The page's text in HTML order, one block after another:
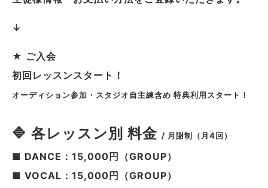
↓
★ ご入会
初回レッスンスタート！
オーディション参加・スタジオ自主練含め 特典利用スタート！
🔷 各レッスン別 料金 / 月謝制（月4回）
■ DANCE：15,000円（GROUP）
■ VOCAL：15,000円（GROUP）